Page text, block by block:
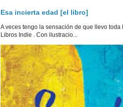
Esa incierta edad [el libro]
A veces tengo la sensación de que llevo
Libros Indie . Con ilustracio...